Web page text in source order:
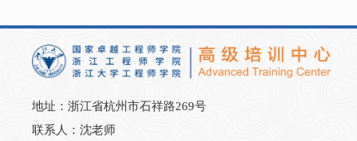
地址：浙江省杭州市石祥路269号
联系人：沈老师